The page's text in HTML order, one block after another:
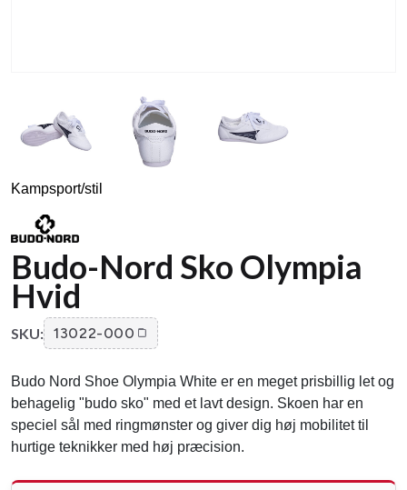
Kampsport/stil
Budo-Nord Sko Olympia
Hvid
SKU: 13022-000
Budo Nord Shoe Olympia White er en meget prisbillig let og
behagelig "budo sko" med et lavt design. Skoen har en
speciel sål med ringmønster og giver dig høj mobilitet til
hurtige teknikker med høj præcision.